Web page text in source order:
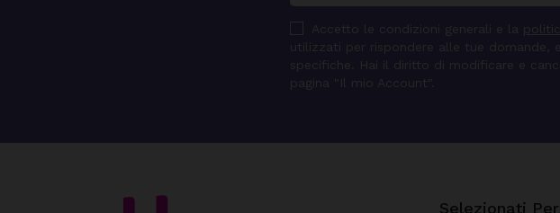
Accetto le condizioni generali e la
utilizzati per rispondere alle tue domande,
specifiche. Hai il diritto di modificare e
pagina "Il mio Account".
Selezionati